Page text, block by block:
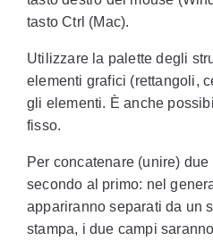
tasto Ctrl (Mac).
Utilizzare la palette degli
elementi grafici (rettangoli,
gli elementi. È anche
fisso.
Per concatenare (unire) due
secondo al primo: nel
appariranno separati da un
stampa, i due campi